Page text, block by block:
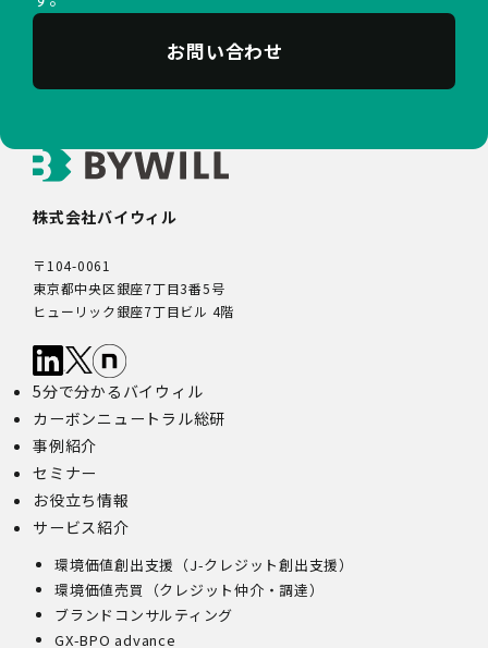
お問い合わせ
株式会社バイウィル
〒104-0061
東京都中央区銀座7丁目3番5号
ヒューリック銀座7丁目ビル 4階
5分で分かるバイウィル
カーボンニュートラル総研
事例紹介
セミナー
お役立ち情報
サービス紹介
環境価値創出支援（J-クレジット創出支援）
環境価値売買（クレジット仲介・調達）
ブランドコンサルティング
GX-BPO advance